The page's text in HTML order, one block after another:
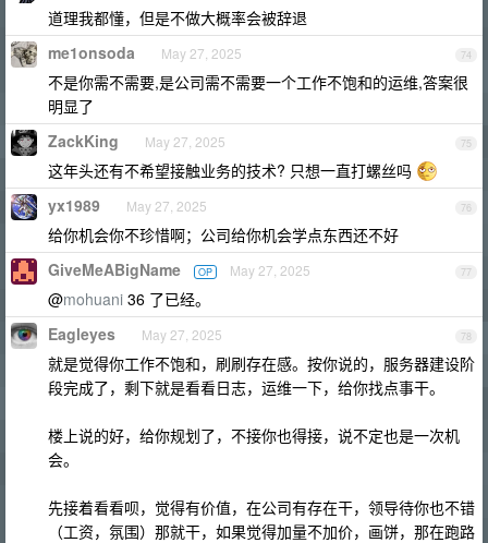
道理我都懂，但是不做大概率会被辞退
74
me1onsoda May 27, 2025
不是你需不需要,是公司需不需要一个工作不饱和的运维,答案很
明显了
75
ZackKing May 27, 2025
这年头还有不希望接触业务的技术? 只想一直打螺丝吗
76
yx1989 May 27, 2025
给你机会你不珍惜啊；公司给你机会学点东西还不好
77
GiveMeABigName OP May 27, 2025
@mohuani 36 了已经。
78
Eagleyes May 27, 2025
就是觉得你工作不饱和，刷刷存在感。按你说的，服务器建设阶
段完成了，剩下就是看看日志，运维一下，给你找点事干。
楼上说的好，给你规划了，不接你也得接，说不定也是一次机
会。
先接着看看呗，觉得有价值，在公司有存在干，领导待你也不错
（工资，氛围）那就干，如果觉得加量不加价，画饼，那在跑路